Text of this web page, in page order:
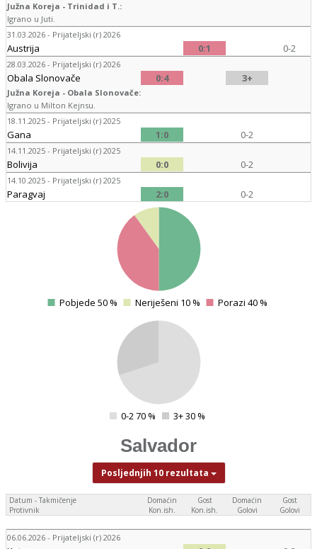
Južna Koreja - Trinidad i T.:
Igrano u Juti.
31.03.2026 - Prijateljski (r) 2026
Austrija 0:1 0-2
28.03.2026 - Prijateljski (r) 2026
Obala Slonovače 0:4 3+
Južna Koreja - Obala Slonovače:
Igrano u Milton Kejnsu.
18.11.2025 - Prijateljski (r) 2025
Gana 1:0 0-2
14.11.2025 - Prijateljski (r) 2025
Bolivija 0:0 0-2
14.10.2025 - Prijateljski (r) 2025
Paragvaj 2:0 0-2
0
Pobjede 50 % Neriješeni 10 % Porazi 40 %
0-2 70 % 3+ 30 %
Salvador
Posljednjih 10 rezultata
Datum - Takmičenje
Domaćin
Kon.ish.
Gost
Kon.ish.
Domaćin
Golovi
Gost
Golovi
Protivnik
06.06.2026 - Prijateljski (r) 2026